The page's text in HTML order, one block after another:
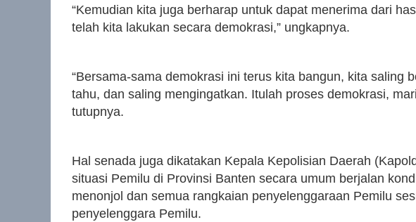
“Kemudian kita juga berharap untuk dapat menerima dari
telah kita lakukan secara demokrasi,” ungkapnya.
“Bersama-sama demokrasi ini terus kita bangun, kita saling
tahu, dan saling mengingatkan. Itulah proses demokrasi,
tutupnya.
Hal senada juga dikatakan Kepala Kepolisian Daerah
situasi Pemilu di Provinsi Banten secara umum berjalan
menonjol dan semua rangkaian penyelenggaraan Pemilu
penyelenggara Pemilu.